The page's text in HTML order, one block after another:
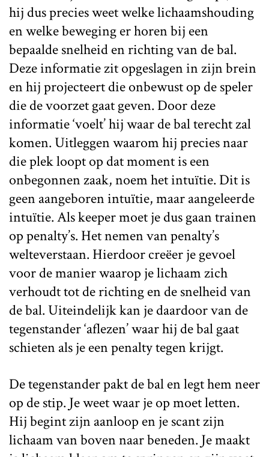
hij dus precies weet welke lichaamshouding
en welke beweging er horen bij een
bepaalde snelheid en richting van de bal.
Deze informatie zit opgeslagen in zijn brein
en hij projecteert die onbewust op de speler
die de voorzet gaat geven. Door deze
informatie ‘voelt’ hij waar de bal terecht zal
komen. Uitleggen waarom hij precies naar
die plek loopt op dat moment is een
onbegonnen zaak, noem het intuïtie. Dit is
geen aangeboren intuïtie, maar aangeleerde
intuïtie. Als keeper moet je dus gaan trainen
op penalty’s. Het nemen van penalty’s
welteverstaan. Hierdoor creëer je gevoel
voor de manier waarop je lichaam zich
verhoudt tot de richting en de snelheid van
de bal. Uiteindelijk kan je daardoor van de
tegenstander ‘aflezen’ waar hij de bal gaat
schieten als je een penalty tegen krijgt.
De tegenstander pakt de bal en legt hem neer
op de stip. Je weet waar je op moet letten.
Hij begint zijn aanloop en je scant zijn
lichaam van boven naar beneden. Je maakt